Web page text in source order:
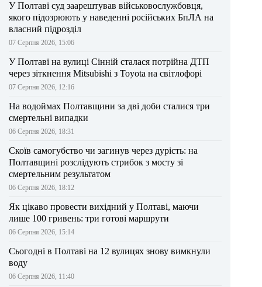
У Полтаві суд заарештував військовослужбовця,
якого підозрюють у наведенні російських БпЛА на
власний підрозділ
07 Серпня 2026, 15:06
У Полтаві на вулиці Сінній сталася потрійна ДТП
через зіткнення Mitsubishi з Toyota на світлофорі
07 Серпня 2026, 12:16
На водоймах Полтавщини за дві доби сталися три
смертельні випадки
06 Серпня 2026, 18:31
Скоїв самогубство чи загинув через дурість: на
Полтавщині розслідують стрибок з мосту зі
смертельним результатом
06 Серпня 2026, 18:12
Як цікаво провести вихідний у Полтаві, маючи
лише 100 гривень: три готові маршрути
06 Серпня 2026, 15:14
Сьогодні в Полтаві на 12 вулицях знову вимкнули
воду
06 Серпня 2026, 11:40